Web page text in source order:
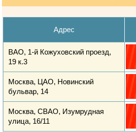
Адрес
ВАО, 1-й Кожуховский проезд,
19 к.3
Москва, ЦАО, Новинский
бульвар, 14
Москва, СВАО, Изумрудная
улица, 16/11